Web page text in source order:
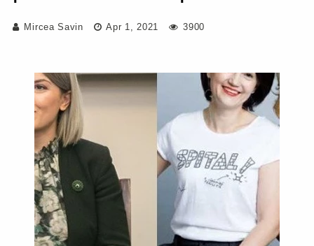
Mircea Savin Apr 1, 2021 3900